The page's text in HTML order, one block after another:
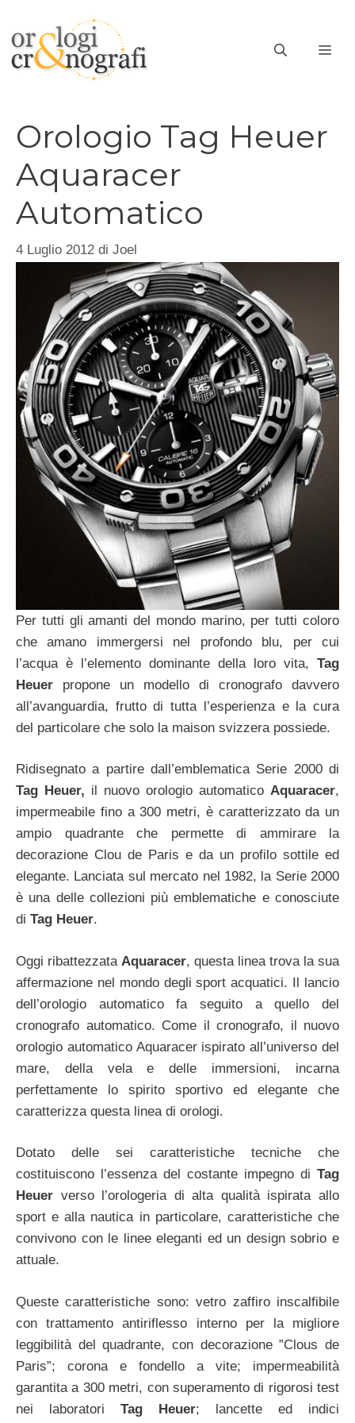
contenuto
Orologio Tag Heuer
Aquaracer
Automatico
4 Luglio 2012 di Joel
Per tutti gli amanti del mondo marino, per tutti coloro
che amano immergersi nel profondo blu, per cui
l’acqua è l’elemento dominante della loro vita, Tag
Heuer propone un modello di cronografo davvero
all’avanguardia, frutto di tutta l’esperienza e la cura
del particolare che solo la maison svizzera possiede.
Ridisegnato a partire dall’emblematica Serie 2000 di
Tag Heuer, il nuovo orologio automatico Aquaracer,
impermeabile fino a 300 metri, è caratterizzato da un
ampio quadrante che permette di ammirare la
decorazione Clou de Paris e da un profilo sottile ed
elegante. Lanciata sul mercato nel 1982, la Serie 2000
è una delle collezioni più emblematiche e conosciute
di Tag Heuer.
Oggi ribattezzata Aquaracer, questa linea trova la sua
affermazione nel mondo degli sport acquatici. Il lancio
dell’orologio automatico fa seguito a quello del
cronografo automatico. Come il cronografo, il nuovo
orologio automatico Aquaracer ispirato all’universo del
mare, della vela e delle immersioni, incarna
perfettamente lo spirito sportivo ed elegante che
caratterizza questa linea di orologi.
Dotato delle sei caratteristiche tecniche che
costituiscono l’essenza del costante impegno di Tag
Heuer verso l’orologeria di alta qualità ispirata allo
sport e alla nautica in particolare, caratteristiche che
convivono con le linee eleganti ed un design sobrio e
attuale.
Queste caratteristiche sono: vetro zaffiro inscalfibile
con trattamento antiriflesso interno per la migliore
leggibilità del quadrante, con decorazione ”Clous de
Paris”; corona e fondello a vite; impermeabilità
garantita a 300 metri, con superamento di rigorosi test
nei laboratori Tag Heuer; lancette ed indici